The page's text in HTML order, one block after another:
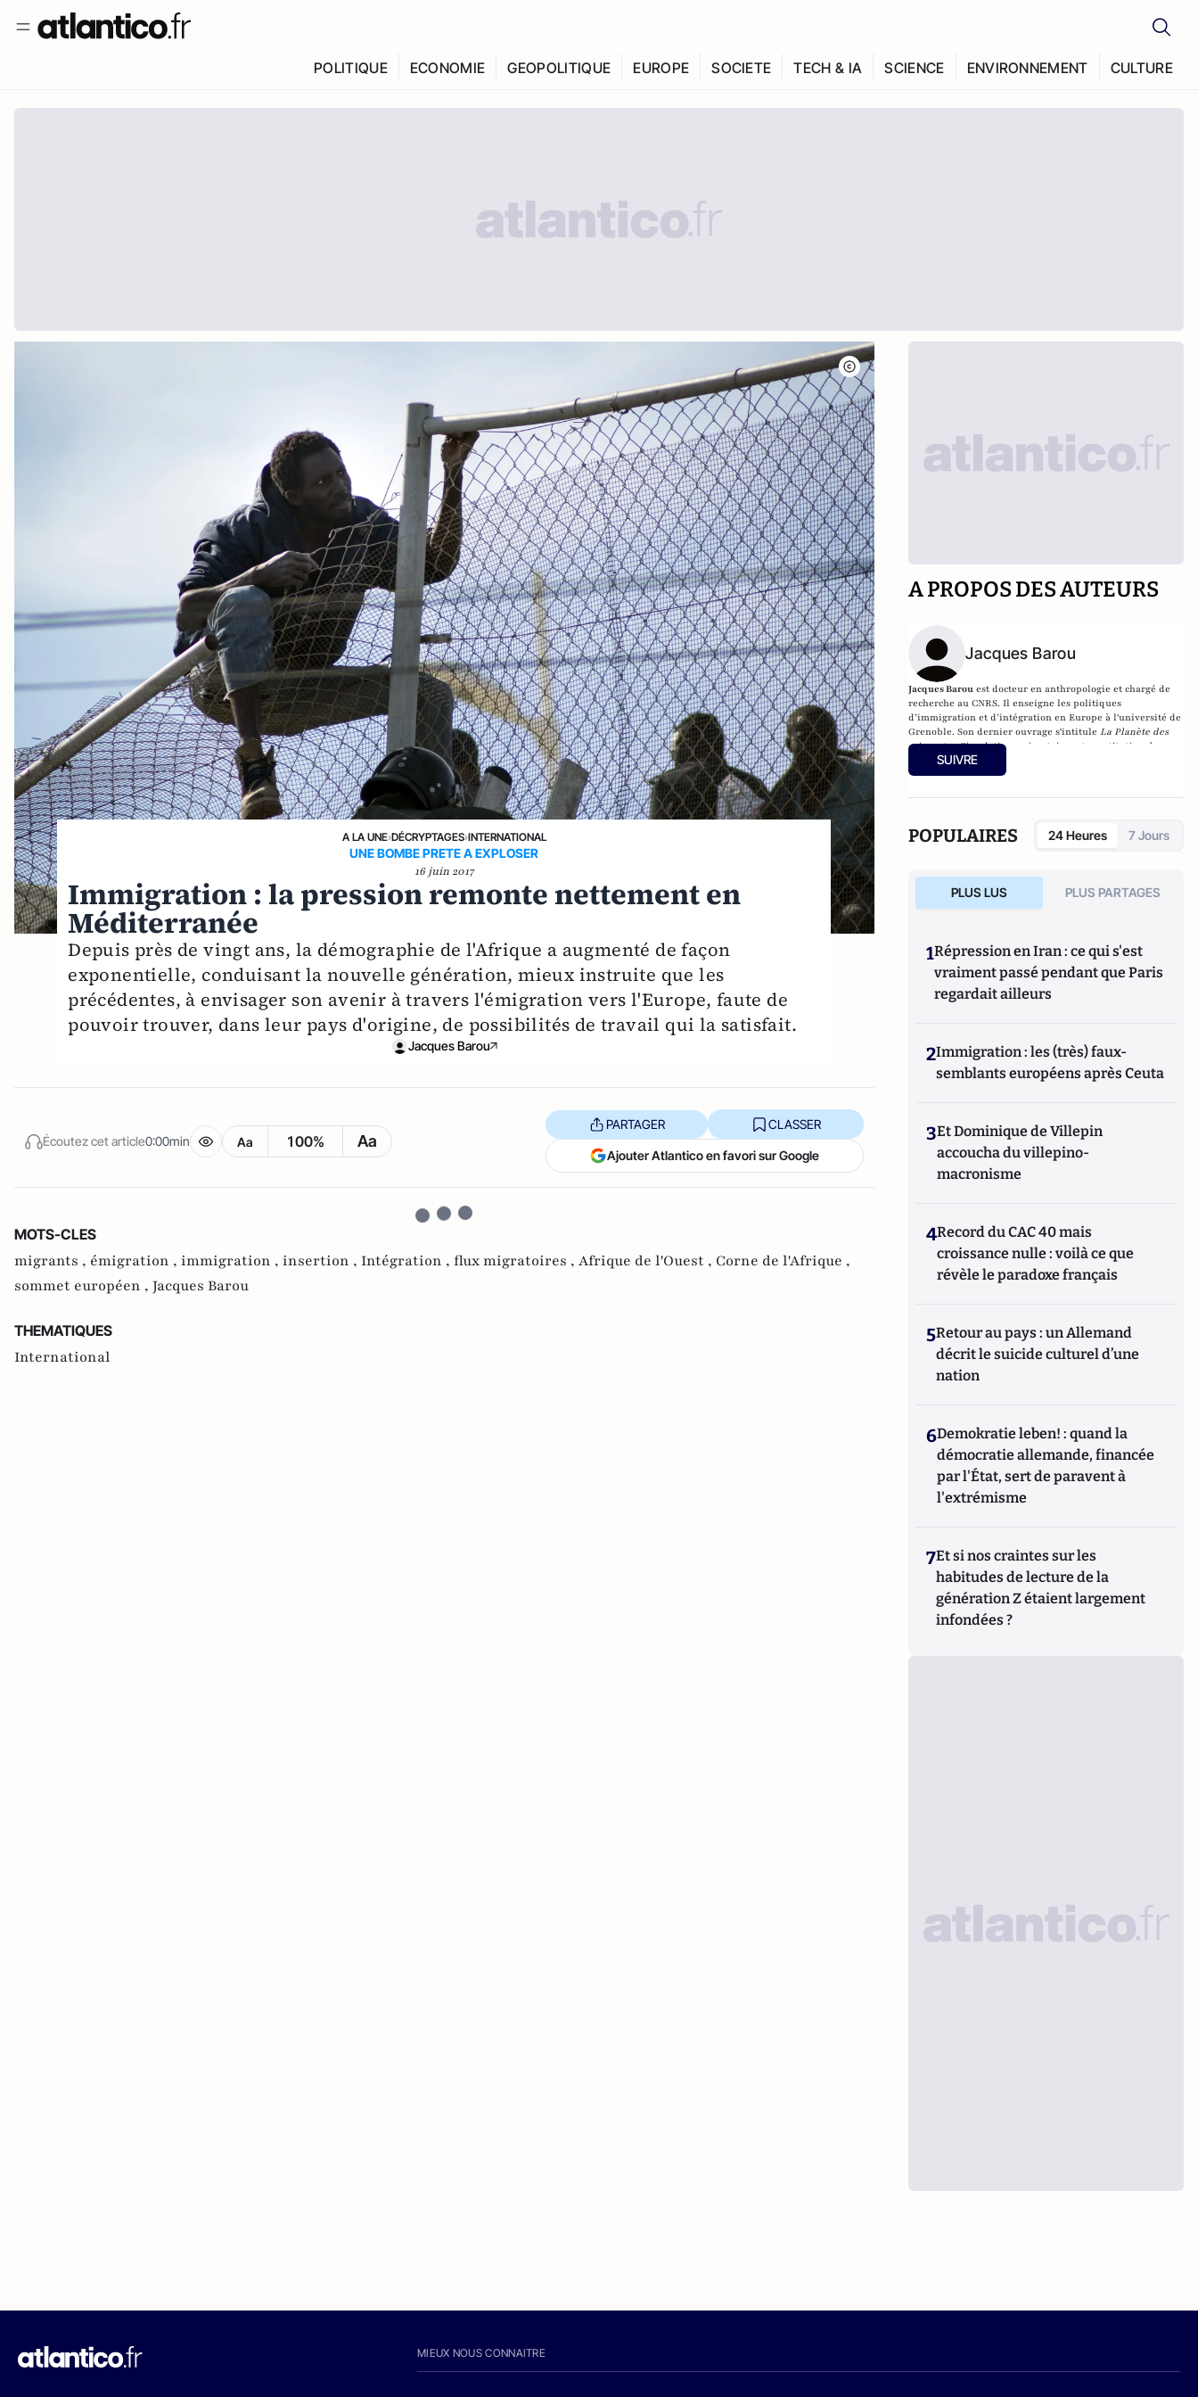
POLITIQUE ECONOMIE GEOPOLITIQUE EUROPE SOCIETE TECH & IA SCIENCE ENVIRONNEMENT CULTURE
A LA UNE›DÉCRYPTAGES›INTERNATIONAL
UNE BOMBE PRETE A EXPLOSER
16 juin 2017
Immigration : la pression remonte nettement en
Méditerranée
Depuis près de vingt ans, la démographie de l'Afrique a augmenté de façon
exponentielle, conduisant la nouvelle génération, mieux instruite que les
précédentes, à envisager son avenir à travers l'émigration vers l'Europe, faute de
pouvoir trouver, dans leur pays d'origine, de possibilités de travail qui la satisfait.
Jacques Barou
Écoutez cet article0:00min Aa 100% Aa
PARTAGER CLASSER
Ajouter Atlantico en favori sur Google
MOTS-CLES
migrants , émigration , immigration , insertion , Intégration , flux migratoires , Afrique de l'Ouest , Corne de l'Afrique ,
sommet européen , Jacques Barou
THEMATIQUES
International
A PROPOS DES AUTEURS
Jacques Barou
Jacques Barou est docteur en anthropologie et chargé de
recherche au CNRS. Il enseigne les politiques
d’immigration et d’intégration en Europe à l'université de
Grenoble. Son dernier ouvrage s'intituleLa Planète des
migrants : Circulations migratoires et constitution de
diasporas à l’aube du XXIe siècle
SUIVRE
POPULAIRES 24 Heures 7 Jours
PLUS LUS PLUS PARTAGES
1Répression en Iran : ce qui s'est
vraiment passé pendant que Paris
regardait ailleurs
2Immigration : les (très) faux-
semblants européens après Ceuta
3Et Dominique de Villepin
accoucha du villepino-
macronisme
4Record du CAC 40 mais
croissance nulle : voilà ce que
révèle le paradoxe français
5Retour au pays : un Allemand
décrit le suicide culturel d’une
nation
6Demokratie leben! : quand la
démocratie allemande, financée
par l'État, sert de paravent à
l'extrémisme
7Et si nos craintes sur les
habitudes de lecture de la
génération Z étaient largement
infondées ?
MIEUX NOUS CONNAITRE